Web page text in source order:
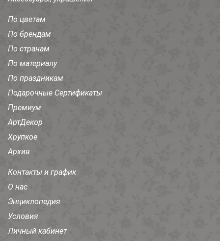
По цветам
По брендам
По странам
По материалу
По праздникам
Подарочные Сертификаты
Премиум
АртДекор
Хрупкое
Архив
Контакты и график
О нас
Энциклопедия
Условия
Личный кабинет